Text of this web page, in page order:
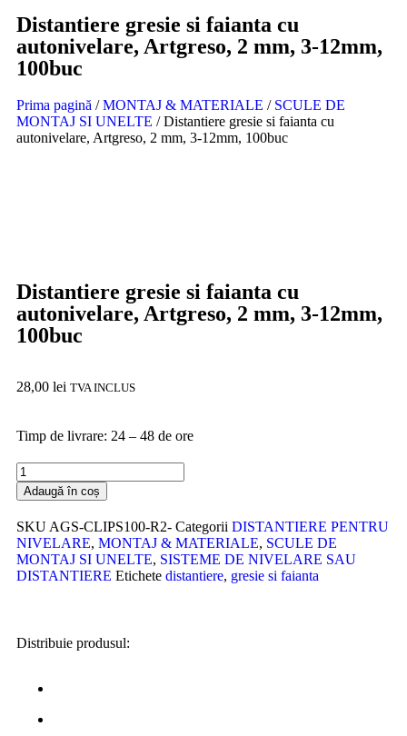
Distantiere gresie si faianta cu
autonivelare, Artgreso, 2 mm, 3-12mm,
100buc
Prima pagină /MONTAJ & MATERIALE / SCULE DE
MONTAJ SI UNELTE / Distantiere gresie si faianta cu
autonivelare, Artgreso, 2 mm, 3-12mm, 100buc
Distantiere gresie si faianta cu
autonivelare, Artgreso, 2 mm, 3-12mm,
100buc
28,00 lei TVA INCLUS
Timp de livrare: 24 – 48 de ore
Adaugă în coș
SKU AGS-CLIPS100-R2- Categorii DISTANTIERE PENTRU
NIVELARE, MONTAJ & MATERIALE, SCULE DE
MONTAJ SI UNELTE, SISTEME DE NIVELARE SAU
DISTANTIERE Etichete distantiere, gresie si faianta
Distribuie produsul: